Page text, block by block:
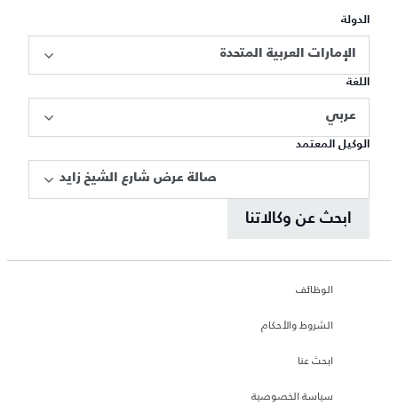
الدولة
الإمارات العربية المتحدة
اللغة
عربي
الوكيل المعتمد
صالة عرض شارع الشيخ زايد
ابحث عن وكالاتنا
الوظائف
الشروط والأحكام
ابحث عنا
سياسة الخصوصية